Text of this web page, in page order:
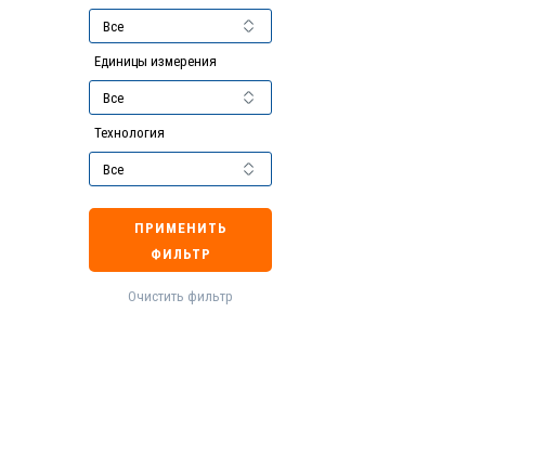
Единицы измерения
Технология
ПРИМЕНИТЬ
ФИЛЬТР
Очистить фильтр